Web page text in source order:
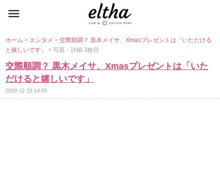
ホーム> エンタメ>交際順調？ 黒木メイサ、Xmasプレゼントは「いただける
と嬉しいです」> 写真・詳細 3枚目
交際順調？ 黒木メイサ、Xmasプレゼントは「いた
だけると嬉しいです」
2009-11-19 14:55